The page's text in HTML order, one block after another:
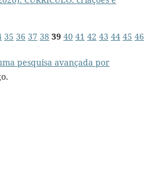
35 36 37 38 39 40 41 42 43 44 45 46
pesquisa avançada por